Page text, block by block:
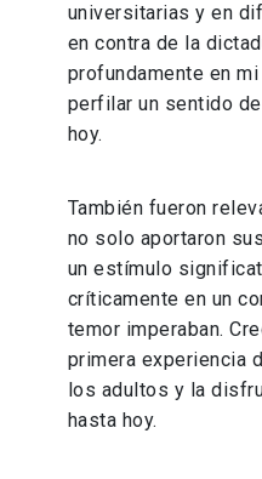
universitarias y en
en contra de la
profundamente en
perfilar un sentido
hoy.
También fueron
no solo aportaron
un estímulo
críticamente en un
temor imperaban.
primera experiencia
los adultos y la
hasta hoy.